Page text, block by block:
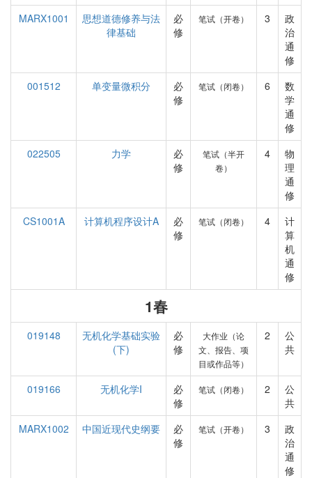
MARX1001
思想道德修养与法
律基础
必
修
笔试（开卷） 3
政
治
通
修
001512
单变量微积分
必
修
笔试（闭卷） 6
数
学
通
修
022505
力学
必
修
笔试（半开
卷）
4
物
理
通
修
CS1001A
计算机程序设计A
必
修
笔试（闭卷） 4
计
算
机
通
修
1春
019148
无机化学基础实验
(下)
必
修
大作业（论
文、报告、项
目或作品等）
2
公
共
019166 无机化学I
必
修
笔试（闭卷） 2
公
共
MARX1002
中国近现代史纲要
必
修
笔试（开卷） 3
政
治
通
修